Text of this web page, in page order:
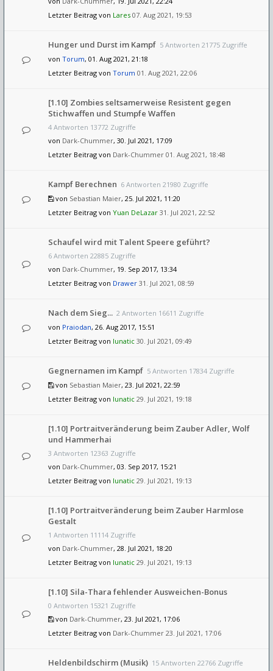
Letzter Beitrag von Lares 07. Aug 2021, 19:53
Hunger und Durst im Kampf 5 Antworten 21775 Zugriffe
von Torum, 01. Aug 2021, 21:18
Letzter Beitrag von Torum 01. Aug 2021, 22:06
[1.10] Zombies seltsamerweise Resistent gegen
Stichwaffen und Stumpfe Waffen
4 Antworten 13772 Zugriffe
von Dark-Chummer, 30. Jul 2021, 17:09
Letzter Beitrag von Dark-Chummer 01. Aug 2021, 18:48
Kampf Berechnen 6 Antworten 21980 Zugriffe
von Sebastian Maier, 25. Jul 2021, 11:20
Letzter Beitrag von Yuan DeLazar 31. Jul 2021, 22:52
Schaufel wird mit Talent Speere geführt?
6 Antworten 22885 Zugriffe
von Dark-Chummer, 19. Sep 2017, 13:34
Letzter Beitrag von Drawer 31. Jul 2021, 08:59
Nach dem Sieg... 2 Antworten 16611 Zugriffe
von Praiodan, 26. Aug 2017, 15:51
Letzter Beitrag von lunatic 30. Jul 2021, 09:49
Gegnernamen im Kampf 5 Antworten 17834 Zugriffe
von Sebastian Maier, 23. Jul 2021, 22:59
Letzter Beitrag von lunatic 29. Jul 2021, 19:18
[1.10] Portraitveränderung beim Zauber Adler, Wolf
und Hammerhai
3 Antworten 12363 Zugriffe
von Dark-Chummer, 03. Sep 2017, 15:21
Letzter Beitrag von lunatic 29. Jul 2021, 19:13
[1.10] Portraitveränderung beim Zauber Harmlose
Gestalt
1 Antworten 11114 Zugriffe
von Dark-Chummer, 28. Jul 2021, 18:20
Letzter Beitrag von lunatic 29. Jul 2021, 19:13
[1.10] Sila-Thara fehlender Ausweichen-Bonus
0 Antworten 15321 Zugriffe
von Dark-Chummer, 23. Jul 2021, 17:06
Letzter Beitrag von Dark-Chummer 23. Jul 2021, 17:06
Heldenbildschirm (Musik) 15 Antworten 22766 Zugriffe